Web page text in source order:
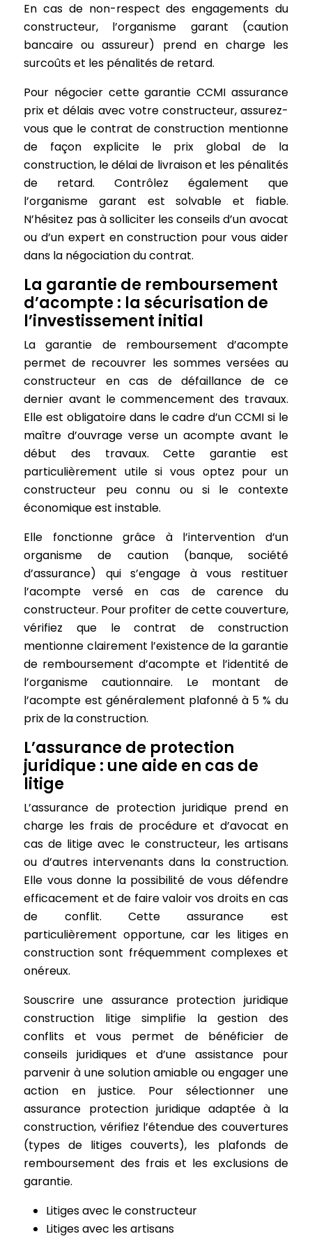
En cas de non-respect des engagements du
constructeur, l’organisme garant (caution
bancaire ou assureur) prend en charge les
surcoûts et les pénalités de retard.
Pour négocier cette garantie CCMI assurance
prix et délais avec votre constructeur, assurez-
vous que le contrat de construction mentionne
de façon explicite le prix global de la
construction, le délai de livraison et les pénalités
de retard. Contrôlez également que
l’organisme garant est solvable et fiable.
N’hésitez pas à solliciter les conseils d’un avocat
ou d’un expert en construction pour vous aider
dans la négociation du contrat.
La garantie de remboursement
d’acompte : la sécurisation de
l’investissement initial
La garantie de remboursement d’acompte
permet de recouvrer les sommes versées au
constructeur en cas de défaillance de ce
dernier avant le commencement des travaux.
Elle est obligatoire dans le cadre d’un CCMI si le
maître d’ouvrage verse un acompte avant le
début des travaux. Cette garantie est
particulièrement utile si vous optez pour un
constructeur peu connu ou si le contexte
économique est instable.
Elle fonctionne grâce à l’intervention d’un
organisme de caution (banque, société
d’assurance) qui s’engage à vous restituer
l’acompte versé en cas de carence du
constructeur. Pour profiter de cette couverture,
vérifiez que le contrat de construction
mentionne clairement l’existence de la garantie
de remboursement d’acompte et l’identité de
l’organisme cautionnaire. Le montant de
l’acompte est généralement plafonné à 5 % du
prix de la construction.
L’assurance de protection
juridique : une aide en cas de
litige
L’assurance de protection juridique prend en
charge les frais de procédure et d’avocat en
cas de litige avec le constructeur, les artisans
ou d’autres intervenants dans la construction.
Elle vous donne la possibilité de vous défendre
efficacement et de faire valoir vos droits en cas
de conflit. Cette assurance est
particulièrement opportune, car les litiges en
construction sont fréquemment complexes et
onéreux.
Souscrire une assurance protection juridique
construction litige simplifie la gestion des
conflits et vous permet de bénéficier de
conseils juridiques et d’une assistance pour
parvenir à une solution amiable ou engager une
action en justice. Pour sélectionner une
assurance protection juridique adaptée à la
construction, vérifiez l’étendue des couvertures
(types de litiges couverts), les plafonds de
remboursement des frais et les exclusions de
garantie.
Litiges avec le constructeur
Litiges avec les artisans